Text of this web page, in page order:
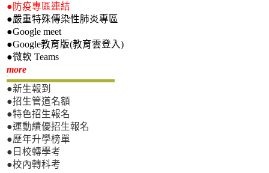
●防疫專區連結
●嚴重特殊傳染性肺炎專區
●Google meet
●Google教育版(教育雲登入)
●微軟 Teams
more新生專區
●新生報到
●招生管道名額
●特色招生報名
●運動績優招生報名
●歷年升學榜單
●日校轉學考
●校內轉科考